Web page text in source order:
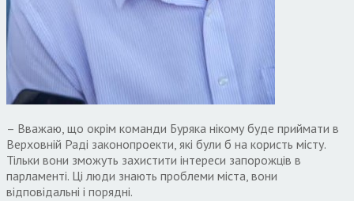
– Вважаю, що окрім команди Буряка нікому буде приймати в
Верховній Раді законопроекти, які були б на користь місту.
Тільки вони зможуть захистити інтереси запорожців в
парламенті. Ці люди знають проблеми міста, вони
відповідальні і порядні.